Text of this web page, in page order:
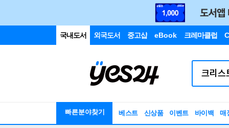
국내도서 외국도서 중고샵 eBook 크레마클럽
빠른분야찾기 베스트 신상품 이벤트 바이백 매